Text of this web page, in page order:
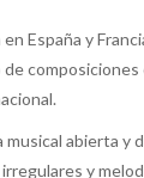
España y
abierta y
y